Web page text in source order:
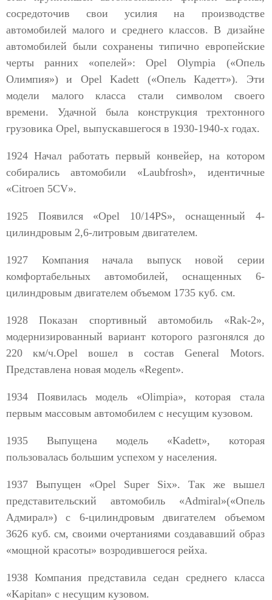
сосредоточив свои усилия на производстве
автомобилей малого и среднего классов. В дизайне
автомобилей были сохранены типично европейские
черты ранних «опелей»: Opel Olympia («Опель
Олимпия») и Opel Kadett («Опель Кадетт»). Эти
модели малого класса стали символом своего
времени. Удачной была конструкция трехтонного
грузовика Opel, выпускавшегося в 1930-1940-х годах.
1924 Начал работать первый конвейер, на котором
собирались автомобили «Laubfrosh», идентичные
«Citroen 5CV».
1925 Появился «Opel 10/14PS», оснащенный 4-
цилиндровым 2,6-литровым двигателем.
1927 Компания начала выпуск новой серии
комфортабельных автомобилей, оснащенных 6-
цилиндровым двигателем объемом 1735 куб. см.
1928 Показан спортивный автомобиль «Rak-2»,
модернизированный вариант которого разгонялся до
220 км/ч.Opel вошел в состав General Motors.
Представлена новая модель «Regent».
1934 Появилась модель «Olimpia», которая стала
первым массовым автомобилем с несущим кузовом.
1935 Выпущена модель «Kadett», которая
пользовалась большим успехом у населения.
1937 Выпущен «Opel Super Six». Так же вышел
представительский автомобиль «Admiral»(«Опель
Адмирал») с 6-цилиндровым двигателем объемом
3626 куб. см, своими очертаниями создававший образ
«мощной красоты» возродившегося рейха.
1938 Компания представила седан среднего класса
«Kapitan» с несущим кузовом.